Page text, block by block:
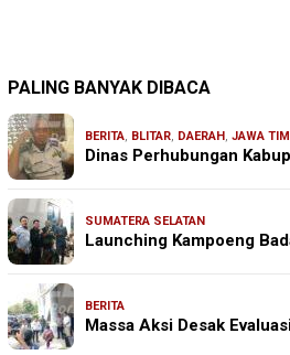
PALING BANYAK DIBACA
BERITA, BLITAR, DAERAH , JAWA
Dinas Perhubungan
SUMATERA SELATAN
Launching Kampoeng
BERITA
Massa Aksi Desak